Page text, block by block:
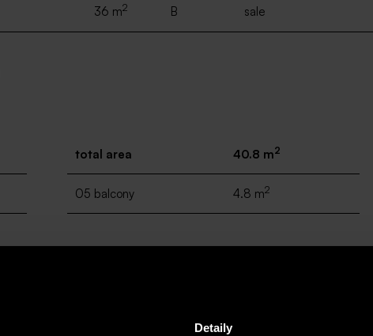
Detaily
36 m2 B sale
total area 40.8 m2
05 balcony 4.8 m2